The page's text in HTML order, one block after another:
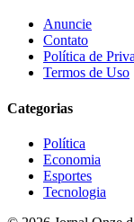
Anuncie
Contato
Política de
Termos de Uso
Categorias
Política
Economia
Esportes
Tecnologia